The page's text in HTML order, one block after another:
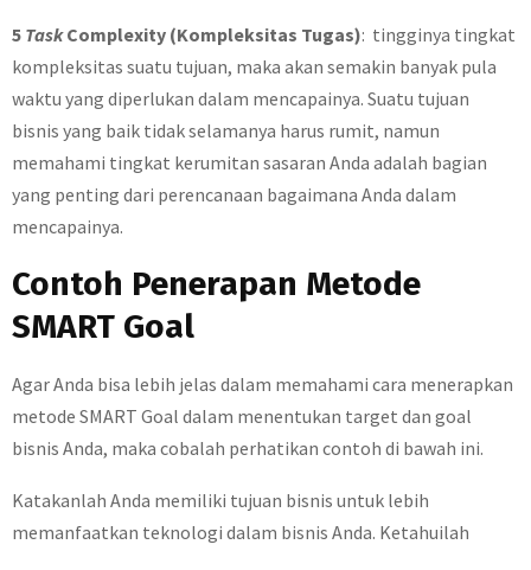
5 TaskComplexity (Kompleksitas Tugas): tingginya tingkat
kompleksitas suatu tujuan, maka akan semakin banyak pula
waktu yang diperlukan dalam mencapainya. Suatu tujuan
bisnis yang baik tidak selamanya harus rumit, namun
memahami tingkat kerumitan sasaran Anda adalah bagian
yang penting dari perencanaan bagaimana Anda dalam
mencapainya.
Contoh Penerapan Metode
SMART Goal
Agar Anda bisa lebih jelas dalam memahami cara menerapkan
metode SMART Goal dalam menentukan target dan goal
bisnis Anda, maka cobalah perhatikan contoh di bawah ini.
Katakanlah Anda memiliki tujuan bisnis untuk lebih
memanfaatkan teknologi dalam bisnis Anda. Ketahuilah